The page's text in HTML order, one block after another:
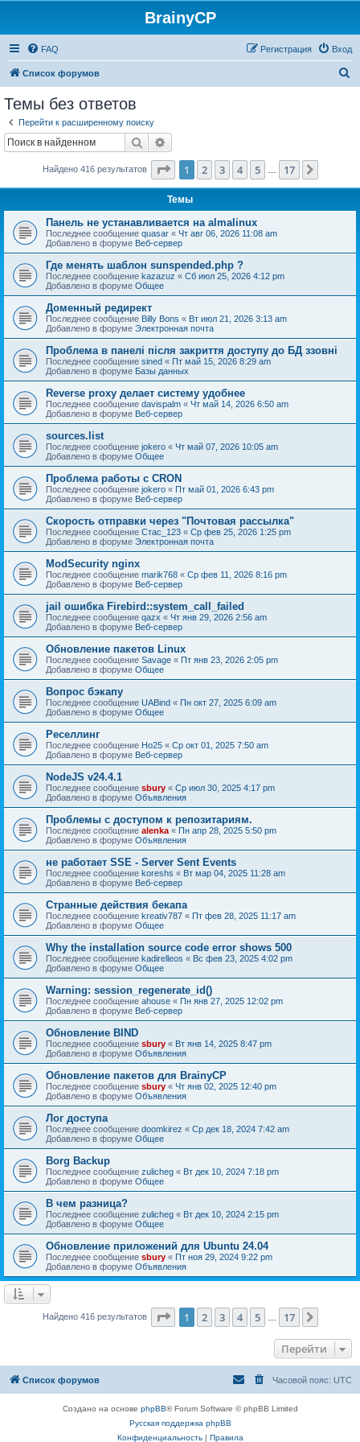
BrainyCP
FAQ Вход
Регистрация
Список форумов
Темы без ответов
Перейти к расширенному поиску
Поиск
Найдено 416 результатов Страница из 17
1 2 3 4 5 17
Темы
Панель не устанавливается на almalinux
Последнее сообщение quasar « Чт авг 06, 2026 11:08 am
Добавлено в форуме Веб-сервер
Где менять шаблон sunspended.php ?
Последнее сообщение kazazuz « Сб июл 25, 2026 4:12 pm
Добавлено в форуме Общее
Доменный редирект
Последнее сообщение Billy Bons « Вт июл 21, 2026 3:13 am
Добавлено в форуме Электронная почта
Проблема в панелі після закриття доступу до БД ззовні
Последнее сообщение sined « Пт май 15, 2026 8:29 am
Добавлено в форуме Базы данных
Reverse proxy делает систему удобнее
Последнее сообщение davispalm « Чт май 14, 2026 6:50 am
Добавлено в форуме Веб-сервер
sources.list
Последнее сообщение jokero « Чт май 07, 2026 10:05 am
Добавлено в форуме Общее
Проблема работы с CRON
Последнее сообщение jokero « Пт май 01, 2026 6:43 pm
Добавлено в форуме Веб-сервер
Скорость отправки через "Почтовая рассылка"
Последнее сообщение Стас_123 « Ср фев 25, 2026 1:25 pm
Добавлено в форуме Электронная почта
ModSecurity nginx
Последнее сообщение marik768 « Ср фев 11, 2026 8:16 pm
Добавлено в форуме Веб-сервер
jail ошибка Firebird::system_call_failed
Последнее сообщение qazx « Чт янв 29, 2026 2:56 am
Добавлено в форуме Веб-сервер
Обновление пакетов Linux
Последнее сообщение Savage « Пт янв 23, 2026 2:05 pm
Добавлено в форуме Общее
Вопрос бэкапу
Последнее сообщение UABind « Пн окт 27, 2025 6:09 am
Добавлено в форуме Общее
Реселлинг
Последнее сообщение Ho25 « Ср окт 01, 2025 7:50 am
Добавлено в форуме Веб-сервер
NodeJS v24.4.1
Последнее сообщение sbury « Ср июл 30, 2025 4:17 pm
Добавлено в форуме Объявления
Проблемы с доступом к репозитариям.
Последнее сообщение alenka « Пн апр 28, 2025 5:50 pm
Добавлено в форуме Объявления
не работает SSE - Server Sent Events
Последнее сообщение koreshs « Вт мар 04, 2025 11:28 am
Добавлено в форуме Веб-сервер
Странные действия бекапа
Последнее сообщение kreativ787 « Пт фев 28, 2025 11:17 am
Добавлено в форуме Общее
Why the installation source code error shows 500
Последнее сообщение kadirelleos « Вс фев 23, 2025 4:02 pm
Добавлено в форуме Общее
Warning: session_regenerate_id()
Последнее сообщение ahouse « Пн янв 27, 2025 12:02 pm
Добавлено в форуме Веб-сервер
Обновление BIND
Последнее сообщение sbury « Вт янв 14, 2025 8:47 pm
Добавлено в форуме Объявления
Oбновление пакетов для BrainyCP
Последнее сообщение sbury « Чт янв 02, 2025 12:40 pm
Добавлено в форуме Объявления
Лог доступа
Последнее сообщение doomkirez « Ср дек 18, 2024 7:42 am
Добавлено в форуме Общее
Borg Backup
Последнее сообщение zulicheg « Вт дек 10, 2024 7:18 pm
Добавлено в форуме Общее
В чем разница?
Последнее сообщение zulicheg « Вт дек 10, 2024 2:15 pm
Добавлено в форуме Общее
Обновление приложений для Ubuntu 24.04
Последнее сообщение sbury « Пт ноя 29, 2024 9:22 pm
Добавлено в форуме Объявления
Найдено 416 результатов Страница из 17
1 2 3 4 5 17
Перейти
Список форумов Часовой пояс: UTC
Создано на основе phpBB® Forum Software © phpBB Limited
Русская поддержка phpBB
Конфиденциальность| Правила